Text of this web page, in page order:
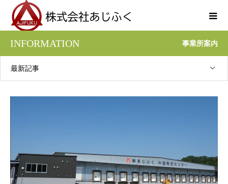
INFORMATION 事業所案内
最新記事